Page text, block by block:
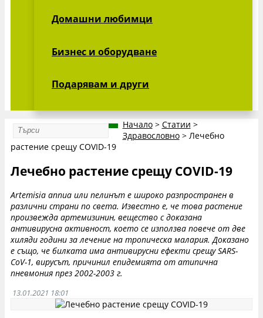
Домашни любимци
Бизнес и оборудване
Подарявам и други
Начало> Статии >
Здравословно> Лечебно
растение срещу COVID-19
Лечебно растение срещу COVID-19
Artemisia annua или пелинът е широко разпространен в
различни страни по света. Известно е, че това растение
произвежда артемизинин, вещество с доказана
антивирусна активност, което се използва повече от две
хиляди години за лечение на тропическа малария. Доказано
е също, че билката има антивирусни ефекти срещу SARS-
CoV-1, вирусът, причинил епидемията от атипична
пневмония през 2002-2003 г.
13.01.2021 18:01